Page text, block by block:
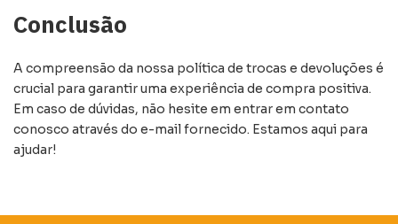
Conclusão
A compreensão da nossa política de trocas e devoluções é
crucial para garantir uma experiência de compra positiva.
Em caso de dúvidas, não hesite em entrar em contato
conosco através do e-mail fornecido. Estamos aqui para
ajudar!